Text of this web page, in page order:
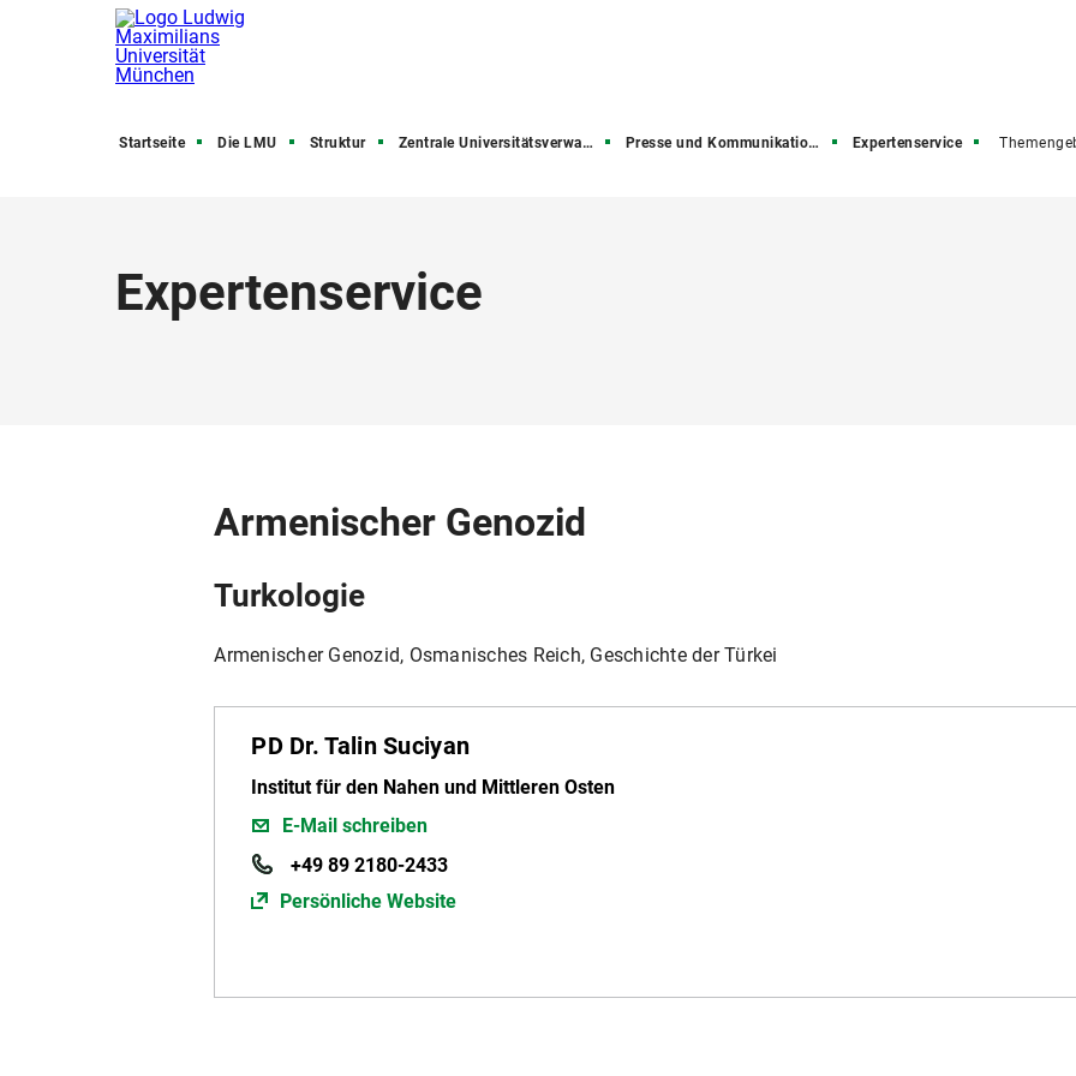
Startseite Die LMU Struktur Zentrale Universitätsverwaltung Presse und Kommunikation (PuK) Expertenservice
Expertenservice
Armenischer Genozid
Turkologie
Armenischer Genozid, Osmanisches Reich, Geschichte der Türkei
PD Dr. Talin Suciyan
Institut für den Nahen und Mittleren Osten
E-Mail schreiben
+49 89 2180-2433
Persönliche Website